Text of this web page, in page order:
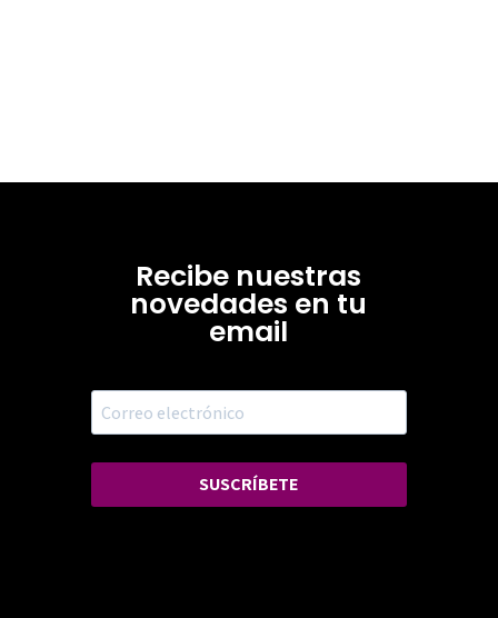
Recibe nuestras
novedades en tu
email
SUSCRÍBETE